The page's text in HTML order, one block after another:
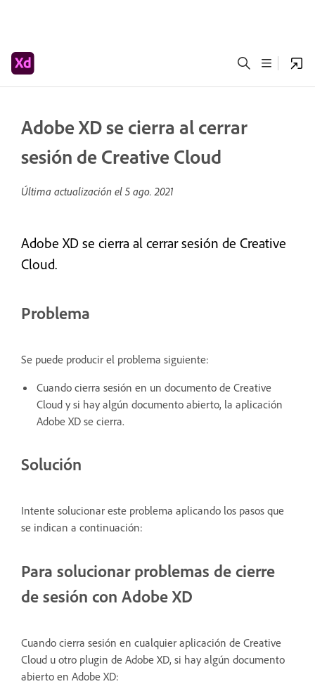
Adobe XD se cierra al cerrar
sesión de Creative Cloud
Última actualización el 5 ago. 2021
Adobe XD se cierra al cerrar sesión de Creative
Cloud.
Problema
Se puede producir el problema siguiente:
Cuando cierra sesión en un documento de Creative
Cloud y si hay algún documento abierto, la aplicación
Adobe XD se cierra.
Solución
Intente solucionar este problema aplicando los pasos que
se indican a continuación:
Para solucionar problemas de cierre
de sesión con Adobe XD
Cuando cierra sesión en cualquier aplicación de Creative
Cloud u otro plugin de Adobe XD, si hay algún documento
abierto en Adobe XD: